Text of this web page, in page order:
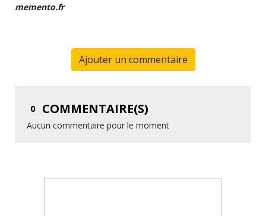
memento.fr
Ajouter un commentaire
0 COMMENTAIRE(S)
Aucun commentaire pour le moment